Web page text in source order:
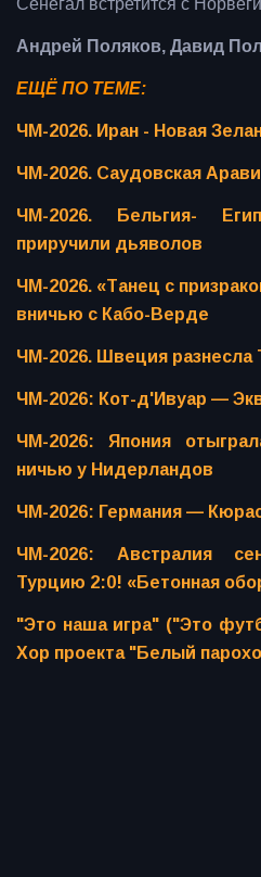
Андрей Поляков, Давид
ЕЩЁ ПО ТЕМЕ:
ЧМ-2026. Иран - Новая
ЧМ-2026. Саудовская
ЧМ-2026. Бельгия-
приручили дьяволов
ЧМ-2026. «Танец с
вничью с Кабо-Верде
ЧМ-2026. Швеция разнесла
ЧМ-2026: Кот-д'Ивуар —
ЧМ-2026: Япония
ничью у Нидерландов
ЧМ-2026: Германия —
ЧМ-2026: Австралия
Турцию 2:0! «Бетонная
"Это наша игра" ("Это
Хор проекта "Белый